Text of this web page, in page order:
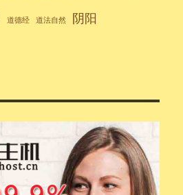
道德经 道法自然 阴阳